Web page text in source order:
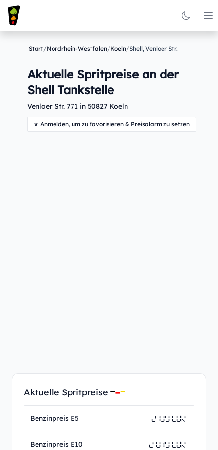
Start/Nordrhein-Westfalen/Koeln/Shell, Venloer Str.
Aktuelle Spritpreise an der
Shell Tankstelle
Venloer Str. 771 in 50827 Koeln
★ Anmelden, um zu favorisieren & Preisalarm zu setzen
Aktuelle Spritpreise
Benzinpreis E5 2.139 EUR
Benzinpreis E10 2.079 EUR